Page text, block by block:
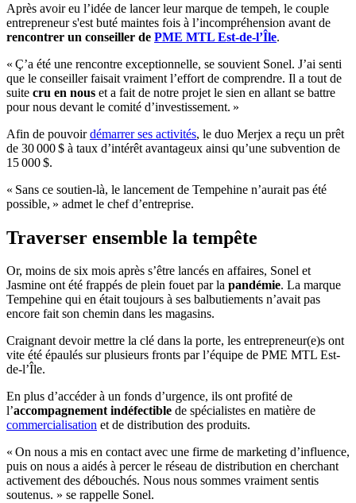
Après avoir eu l’idée de lancer leur marque de tempeh, le couple
entrepreneur s'est buté maintes fois à l’incompréhension avant de
rencontrer un conseiller de PME MTL Est-de-l’Île.
« Ç’a été une rencontre exceptionnelle, se souvient Sonel. J’ai senti
que le conseiller faisait vraiment l’effort de comprendre. Il a tout de
suite cru en nous et a fait de notre projet le sien en allant se battre
pour nous devant le comité d’investissement. »
Afin de pouvoirdémarrer ses activités, le duo Merjex a reçu un prêt
de 30 000 $ à taux d’intérêt avantageux ainsi qu’une subvention de
15 000 $.
« Sans ce soutien-là, le lancement de Tempehine n’aurait pas été
possible, » admet le chef d’entreprise.
Traverser ensemble la tempête
Or, moins de six mois après s’être lancés en affaires, Sonel et
Jasmine ont été frappés de plein fouet par la pandémie. La marque
Tempehine qui en était toujours à ses balbutiements n’avait pas
encore fait son chemin dans les magasins.
Craignant devoir mettre la clé dans la porte, les entrepreneur(e)s ont
vite été épaulés sur plusieurs fronts par l’équipe de PME MTL Est-
de-l’Île.
En plus d’accéder à un fonds d’urgence, ils ont profité de
l’accompagnement indéfectible de spécialistes en matière de
commercialisation et de distribution des produits.
« On nous a mis en contact avec une firme de marketing d’influence,
puis on nous a aidés à percer le réseau de distribution en cherchant
activement des débouchés. Nous nous sommes vraiment sentis
soutenus. » se rappelle Sonel.